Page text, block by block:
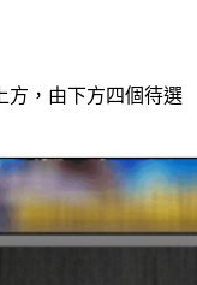
方，由下方四個待選